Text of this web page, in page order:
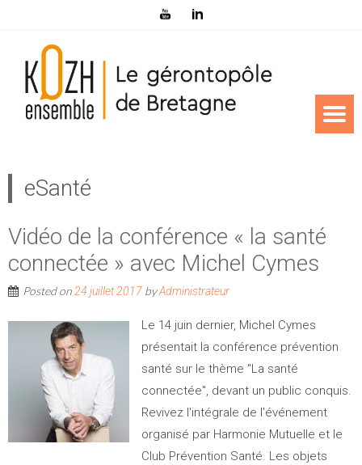
eSanté
Vidéo de la conférence « la santé
connectée » avec Michel Cymes
Posted on24 juillet 2017 byAdministrateur
Le 14 juin dernier, Michel Cymes
présentait la conférence prévention
santé sur le thème "La santé
connectée", devant un public conquis.
Revivez l'intégrale de l'événement
organisé par Harmonie Mutuelle et le
Club Prévention Santé. Les objets